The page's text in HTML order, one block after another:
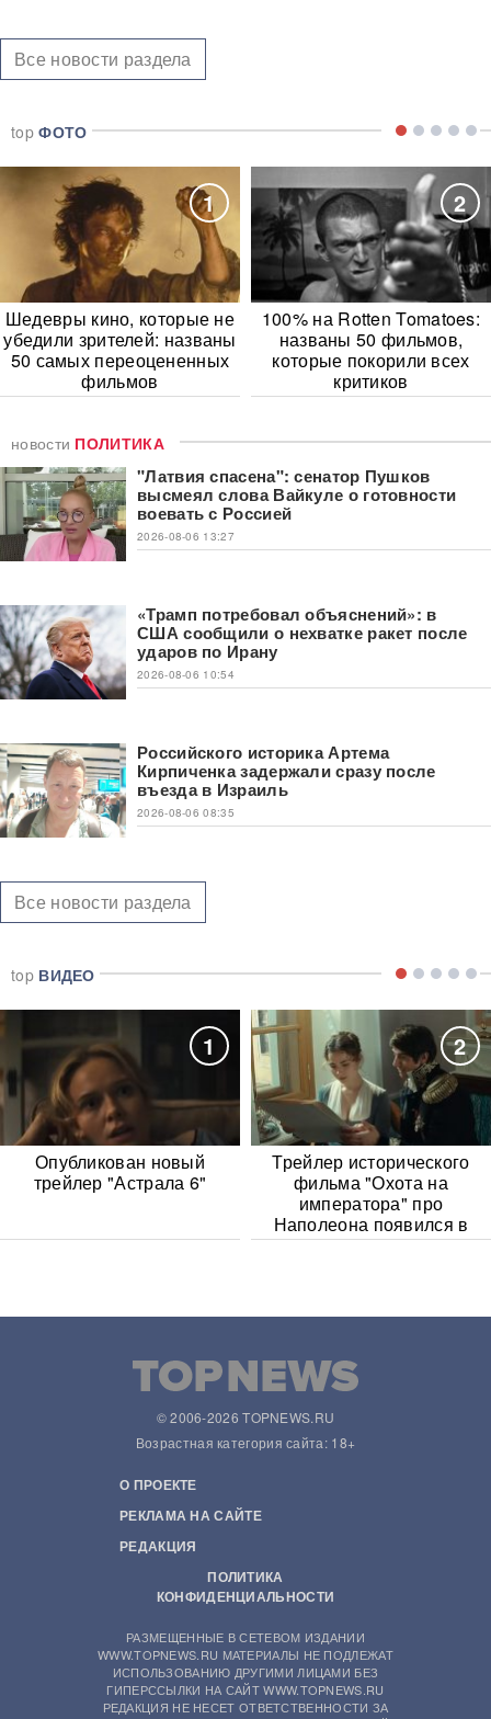
Все новости раздела
topФОТО
1
Шедевры кино, которые не
убедили зрителей: названы
50 самых переоцененных
фильмов
2
100% на Rotten Tomatoes:
названы 50 фильмов,
которые покорили всех
критиков
новости ПОЛИТИКА
"Латвия спасена": сенатор Пушков
высмеял слова Вайкуле о готовности
воевать с Россией
2026-08-06 13:27
«Трамп потребовал объяснений»: в
США сообщили о нехватке ракет после
ударов по Ирану
2026-08-06 10:54
Российского историка Артема
Кирпиченка задержали сразу после
въезда в Израиль
2026-08-06 08:35
Все новости раздела
top ВИДЕО
1
Опубликован новый
трейлер "Астрала 6"
2
Трейлер исторического
фильма "Охота на
императора" про
Наполеона появился в
Сети
© 2006-2026 TOPNEWS.RU
Возрастная категория сайта: 18+
О ПРОЕКТЕ
РЕКЛАМА НА САЙТЕ
РЕДАКЦИЯ
ПОЛИТИКА
КОНФИДЕНЦИАЛЬНОСТИ
РАЗМЕЩЕННЫЕ В СЕТЕВОМ ИЗДАНИИ
WWW.TOPNEWS.RU МАТЕРИАЛЫ НЕ ПОДЛЕЖАТ
ИСПОЛЬЗОВАНИЮ ДРУГИМИ ЛИЦАМИ БЕЗ
ГИПЕРССЫЛКИ НА САЙТ WWW.TOPNEWS.RU
РЕДАКЦИЯ НЕ НЕСЕТ ОТВЕТСТВЕННОСТИ ЗА